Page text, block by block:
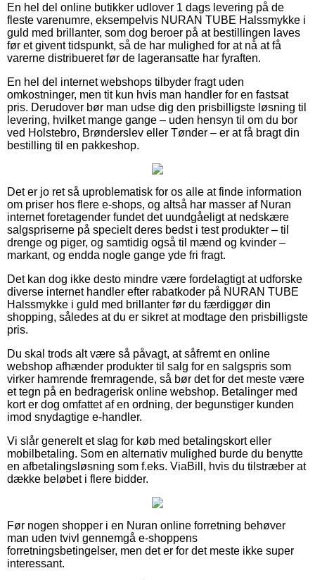
En hel del online butikker udlover 1 dags levering på de
fleste varenumre, eksempelvis NURAN TUBE Halssmykke i
guld med brillanter, som dog beroer på at bestillingen laves
før et givent tidspunkt, så de har mulighed for at nå at få
varerne distribueret før de lageransatte har fyraften.
En hel del internet webshops tilbyder fragt uden
omkostninger, men tit kun hvis man handler for en fastsat
pris. Derudover bør man udse dig den prisbilligste løsning til
levering, hvilket mange gange – uden hensyn til om du bor
ved Holstebro, Brønderslev eller Tønder – er at få bragt din
bestilling til en pakkeshop.
Det er jo ret så uproblematisk for os alle at finde information
om priser hos flere e-shops, og altså har masser af Nuran
internet foretagender fundet det uundgåeligt at nedskære
salgspriserne på specielt deres bedst i test produkter – til
drenge og piger, og samtidig også til mænd og kvinder –
markant, og endda nogle gange yde fri fragt.
Det kan dog ikke desto mindre være fordelagtigt at udforske
diverse internet handler efter rabatkoder på NURAN TUBE
Halssmykke i guld med brillanter før du færdiggør din
shopping, således at du er sikret at modtage den prisbilligste
pris.
Du skal trods alt være så påvagt, at såfremt en online
webshop afhænder produkter til salg for en salgspris som
virker hamrende fremragende, så bør det for det meste være
et tegn på en bedragerisk online webshop. Betalinger med
kort er dog omfattet af en ordning, der begunstiger kunden
imod snydagtige e-handler.
Vi slår generelt et slag for køb med betalingskort eller
mobilbetaling. Som en alternativ mulighed burde du benytte
en afbetalingsløsning som f.eks. ViaBill, hvis du tilstræber at
dække beløbet i flere bidder.
Før nogen shopper i en Nuran online forretning behøver
man uden tvivl gennemgå e-shoppens
forretningsbetingelser, men det er for det meste ikke super
interessant.